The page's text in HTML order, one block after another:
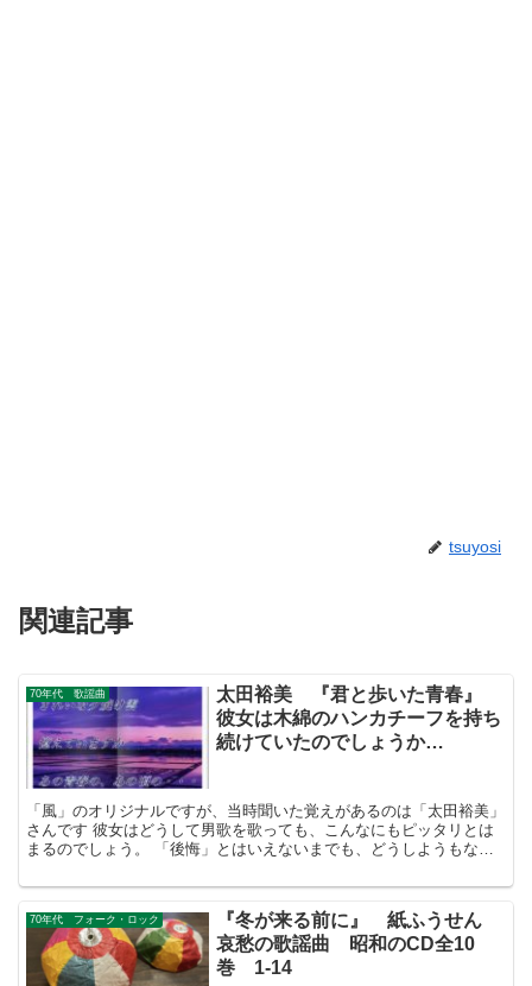
tsuyosi
関連記事
70年代 歌謡曲
太田裕美 『君と歩いた青春』
彼女は木綿のハンカチーフを持ち
続けていたのでしょうか…
「風」のオリジナルですが、当時聞いた覚えがあるのは「太田裕美」
さんです 彼女はどうして男歌を歌っても、こんなにもピッタリとは
まるのでしょう。 「後悔」とはいえないまでも、どうしようもない
は昭和史に残る傑作を私たちに魅せてくれます。
70年代 フォーク・ロック
『冬が来る前に』 紙ふうせん
哀愁の歌謡曲 昭和のCD全10
巻 1-14